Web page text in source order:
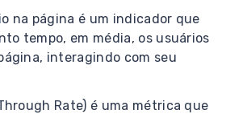
na página é um indicador que
tempo, em média, os usuários
interagindo com seu
Rate) é uma métrica que